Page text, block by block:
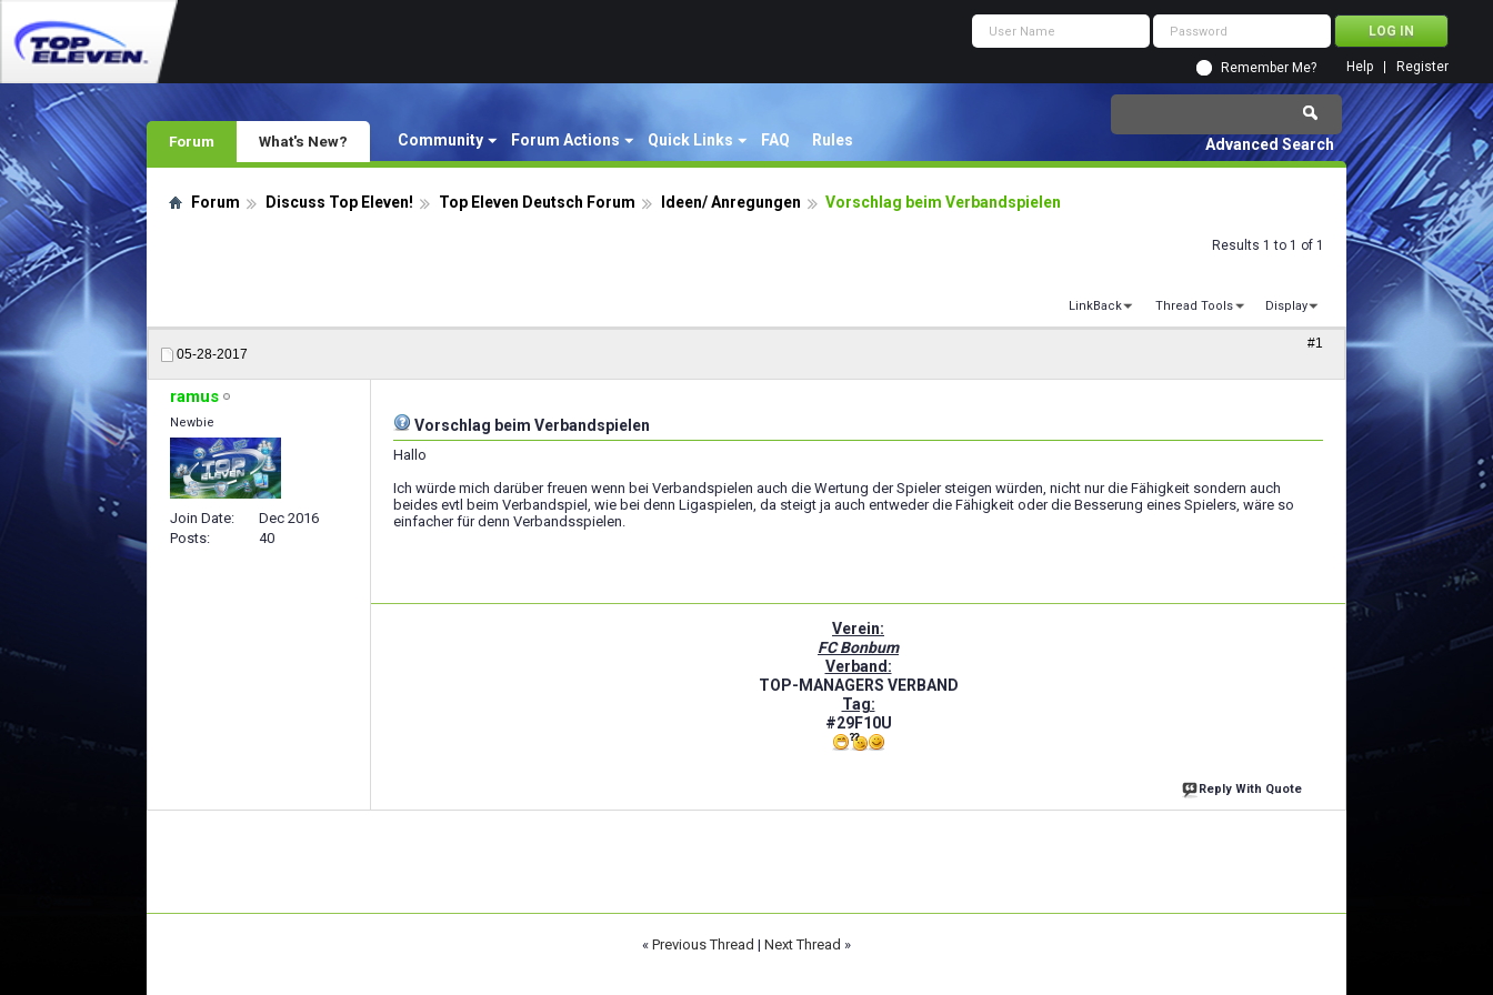
Remember Me? Register
Help
Forum Community Forum Actions Quick Links FAQ Rules
What's New? Advanced Search
Forum Discuss Top Eleven! Top Eleven Deutsch Forum Ideen/ Anregungen Vorschlag beim Verbandspielen
Results 1 to 1 of 1
LinkBack Thread Tools Display
05-28-2017
#1
ramus
Newbie
Join Date
Dec 2016
Posts
40
Vorschlag beim Verbandspielen
Hallo
Ich würde mich darüber freuen wenn bei Verbandspielen auch die Wertung der Spieler steigen würden, nicht nur die Fähigkeit sondern auch
beides evtl beim Verbandspiel, wie bei denn Ligaspielen, da steigt ja auch entweder die Fähigkeit oder die Besserung eines Spielers, wäre so
einfacher für denn Verbandsspielen.
Verein:
FC Bonbum
Verband:
TOP-MANAGERS VERBAND
Tag:
#29F10U
Reply With Quote
« Previous Thread | Next Thread »